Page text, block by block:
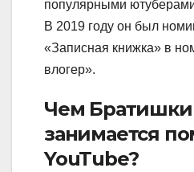
популярными
В 2019 году он был
«Записная книжка» в
влогер».
Чем
занимается
YouTube?